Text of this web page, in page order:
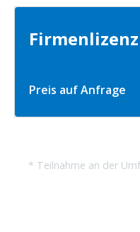
Preis auf Anfrage
* Teilnahme an der